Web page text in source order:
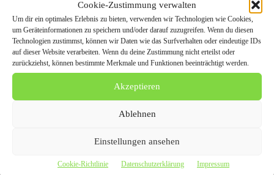
Cookie-Zustimmung verwalten
Um dir ein optimales Erlebnis zu bieten, verwenden wir Technologien wie Cookies,
um Geräteinformationen zu speichern und/oder darauf zuzugreifen. Wenn du diesen
Technologien zustimmst, können wir Daten wie das Surfverhalten oder eindeutige IDs
auf dieser Website verarbeiten. Wenn du deine Zustimmung nicht erteilst oder
zurückziehst, können bestimmte Merkmale und Funktionen beeinträchtigt werden.
Akzeptieren
Ablehnen
Einstellungen ansehen
Cookie-Richtlinie Datenschutzerklärung Impressum
Firmenanschrift
Schrottabholung.org
Mahmoud El-Lahib
44866 Bochum – Wattenscheid
Mobile: 0157/35 855 388
Themen zum Beitrag